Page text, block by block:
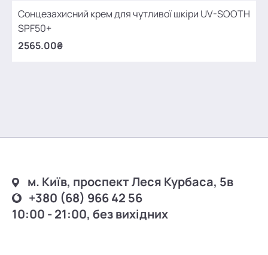
Сонцезахисний крем для чутливої шкіри UV-SOOTH
SPF50+
2565.00₴
м. Київ, проспект Леся Курбаса, 5в
+380 (68) 966 42 56
10:00 - 21:00, без вихідних